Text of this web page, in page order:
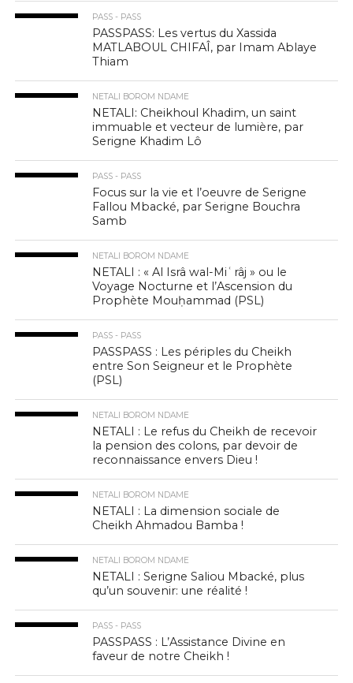
PASS - PASS
PASSPASS: Les vertus du Xassida
MATLABOUL CHIFAÎ, par Imam Ablaye
Thiam
NETALI BOROM NDAME
NETALI: Cheikhoul Khadim, un saint
immuable et vecteur de lumière, par
Serigne Khadim Lô
PASS - PASS
Focus sur la vie et l’oeuvre de Serigne
Fallou Mbacké, par Serigne Bouchra
Samb
NETALI BOROM NDAME
NETALI : « Al Isrâ wal-Miʿrâj » ou le
Voyage Nocturne et l’Ascension du
Prophète Mouḥammad (PSL)
PASS - PASS
PASSPASS : Les périples du Cheikh
entre Son Seigneur et le Prophète
(PSL)
NETALI BOROM NDAME
NETALI : Le refus du Cheikh de recevoir
la pension des colons, par devoir de
reconnaissance envers Dieu !
NETALI BOROM NDAME
NETALI : La dimension sociale de
Cheikh Ahmadou Bamba !
NETALI BOROM NDAME
NETALI : Serigne Saliou Mbacké, plus
qu’un souvenir: une réalité !
PASS - PASS
PASSPASS : L’Assistance Divine en
faveur de notre Cheikh !